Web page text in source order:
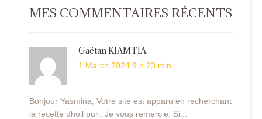
MES COMMENTAIRES RÉCENTS
Gaëtan KIAMTIA
1 March 2024 9 h 23 min
Bonjour Yasmina, Votre site est apparu en recherchant
la recette dholl puri. Je vous remercie. Si...